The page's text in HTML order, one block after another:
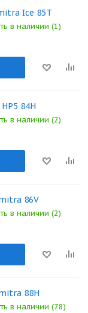
Ice 85T
в наличии (1)
84H
в наличии (2)
86V
в наличии (2)
88H
в наличии (78)